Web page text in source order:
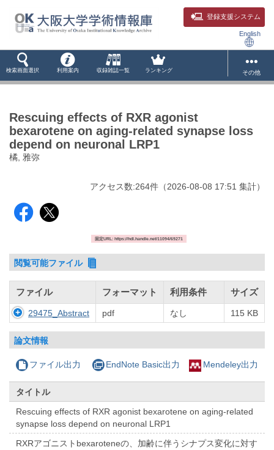
登録支援システム
English
検索画面選択 利用案内 収録雑誌一覧 ランキング その他
Rescuing effects of RXR agonist
bexarotene on aging-related synapse loss
depend on neuronal LRP1
橘, 雅弥
アクセス数:264件 （2026-08-08 17:51 集計）
固定URL: https://hdl.handle.net/11094/69271
閲覧可能ファイル
ファイル フォーマット 利用条件 サイズ
29475_Abstract pdf なし 115 KB
論文情報
ファイル出力 EndNote Basic出力 Mendeley出力
タイトル
Rescuing effects of RXR agonist bexarotene on aging-related
synapse loss depend on neuronal LRP1
RXRアゴニストbexaroteneの、加齢に伴うシナプス変化に対す